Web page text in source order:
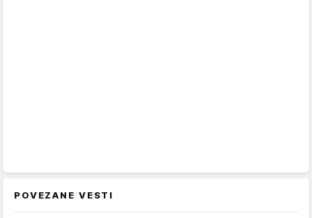
POVEZANE VESTI